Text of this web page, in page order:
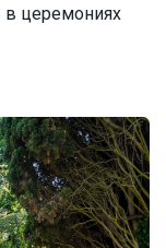
в церемониях